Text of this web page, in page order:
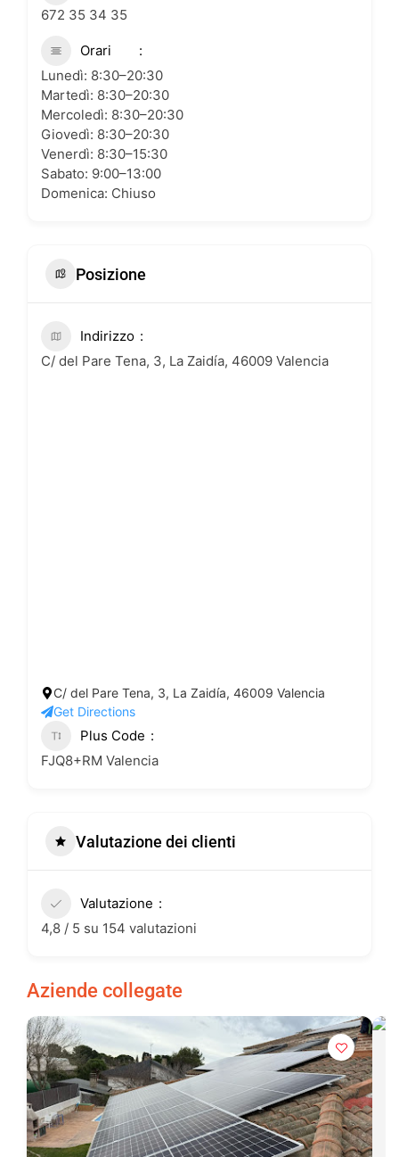
672 35 34 35
Orari
Lunedì: 8:30–20:30
Martedì: 8:30–20:30
Mercoledì: 8:30–20:30
Giovedì: 8:30–20:30
Venerdì: 8:30–15:30
Sabato: 9:00–13:00
Domenica: Chiuso
Posizione
Indirizzo
C/ del Pare Tena, 3, La Zaidía, 46009 Valencia
C/ del Pare Tena, 3, La Zaidía, 46009 Valencia
Get Directions
Plus Code
FJQ8+RM Valencia
Valutazione dei clienti
Valutazione
4,8 / 5 su 154 valutazioni
Aziende collegate